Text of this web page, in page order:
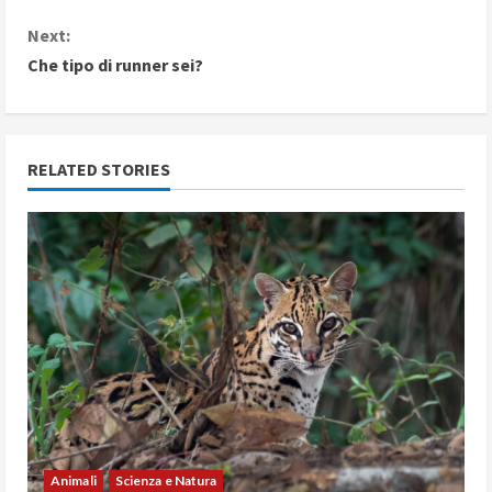
n
t
n
u
e
R
e
a
d
Next:
Che tipo di runner sei?
RELATED STORIES
Animali Scienza e Natura